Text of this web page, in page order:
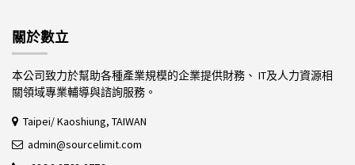
關於數立
本公司致力於幫助各種產業規模的企業提供財務、 IT及人力資源相
關領域專業輔導與諮詢服務。
Taipei/ Kaoshiung, TAIWAN
admin@sourcelimit.com